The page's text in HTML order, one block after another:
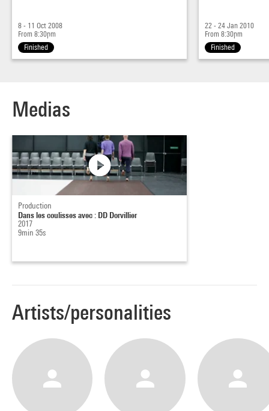
8 - 11 Oct 2008
From 8:30pm
Finished
22 - 24 Jan 2010
From 8:30pm
Finished
Medias
Production
Dans les coulisses avec : DD Dorvillier
2017
9min 35s
Artists/personalities